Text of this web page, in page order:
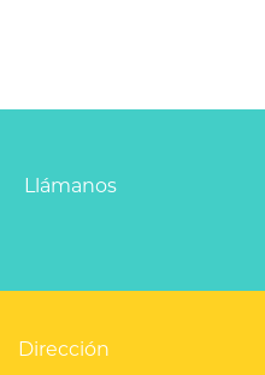
Llámanos
Dirección